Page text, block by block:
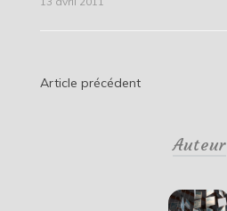
Navigation
Article précédent
Auteur